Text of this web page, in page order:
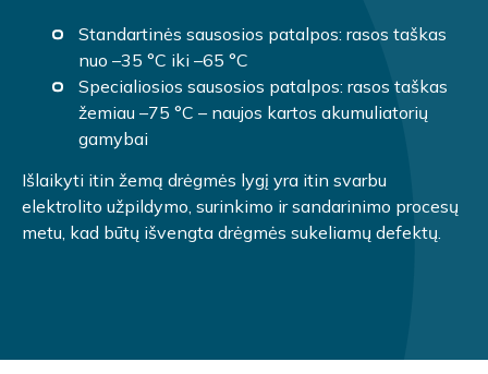
Standartinės sausosios patalpos: rasos taškas
nuo –35 °C iki –65 °C
Specialiosios sausosios patalpos: rasos taškas
žemiau –75 °C – naujos kartos akumuliatorių
gamybai
Išlaikyti itin žemą drėgmės lygį yra itin svarbu
elektrolito užpildymo, surinkimo ir sandarinimo procesų
metu, kad būtų išvengta drėgmės sukeliamų defektų.